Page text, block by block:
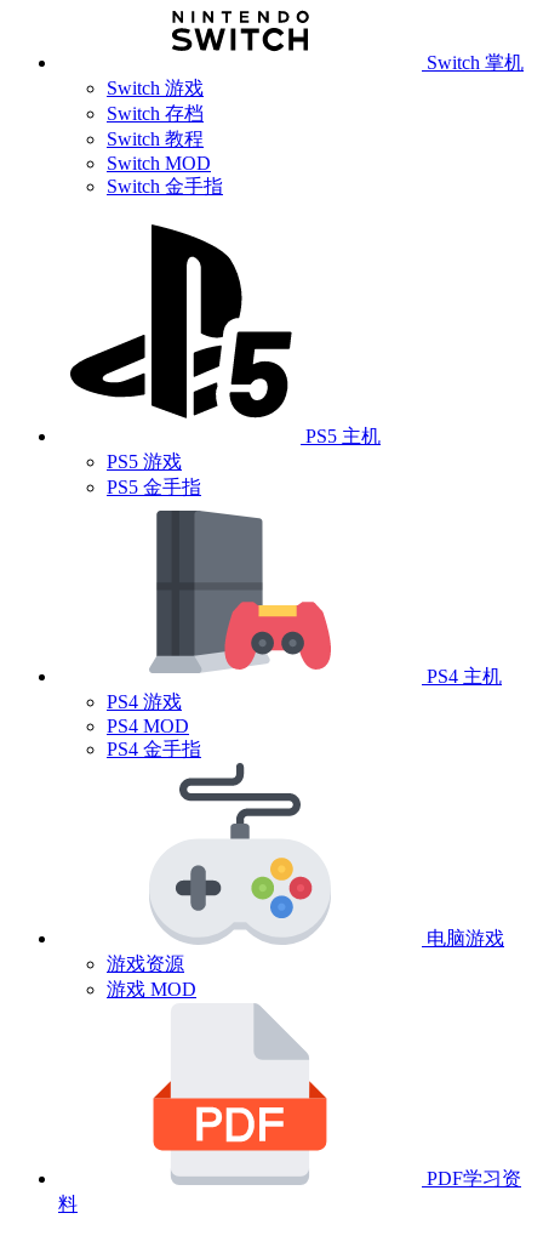
Switch 掌机
Switch 游戏
Switch 存档
Switch 教程
Switch MOD
Switch 金手指
PS5 主机
PS5 游戏
PS5 金手指
PS4 主机
PS4 游戏
PS4 MOD
PS4 金手指
电脑游戏
游戏资源
游戏 MOD
PDF学习资
料